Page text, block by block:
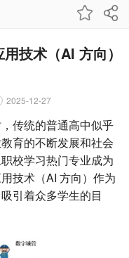
技术（AI 方向）
2025-12-27
传统的普通高中似乎
育的不断发展和社会
校学习热门专业成为
技术（AI 方向）作为
引着众多学生的目